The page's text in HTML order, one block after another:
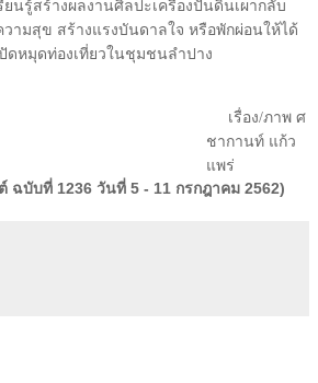
นรู้สร้างผลงานศิลปะเครื่องปั้นดินเผากลับ
ามสุข สร้างแรงบันดาลใจ หรือพักผ่อนให้ได้
หมุดท่องเที่ยวในชุมชนลำปาง
เรื่อง/ภาพ ศ
ชากานท์ แก้ว
แพร่
ฉบับที่ 1236 วันที่ 5 - 11 กรกฎาคม 2562)